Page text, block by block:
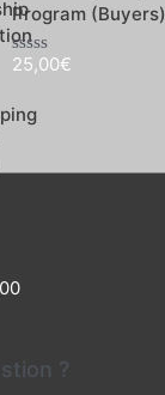
Program (Buyers)
Note
sur
5
25,00€
?